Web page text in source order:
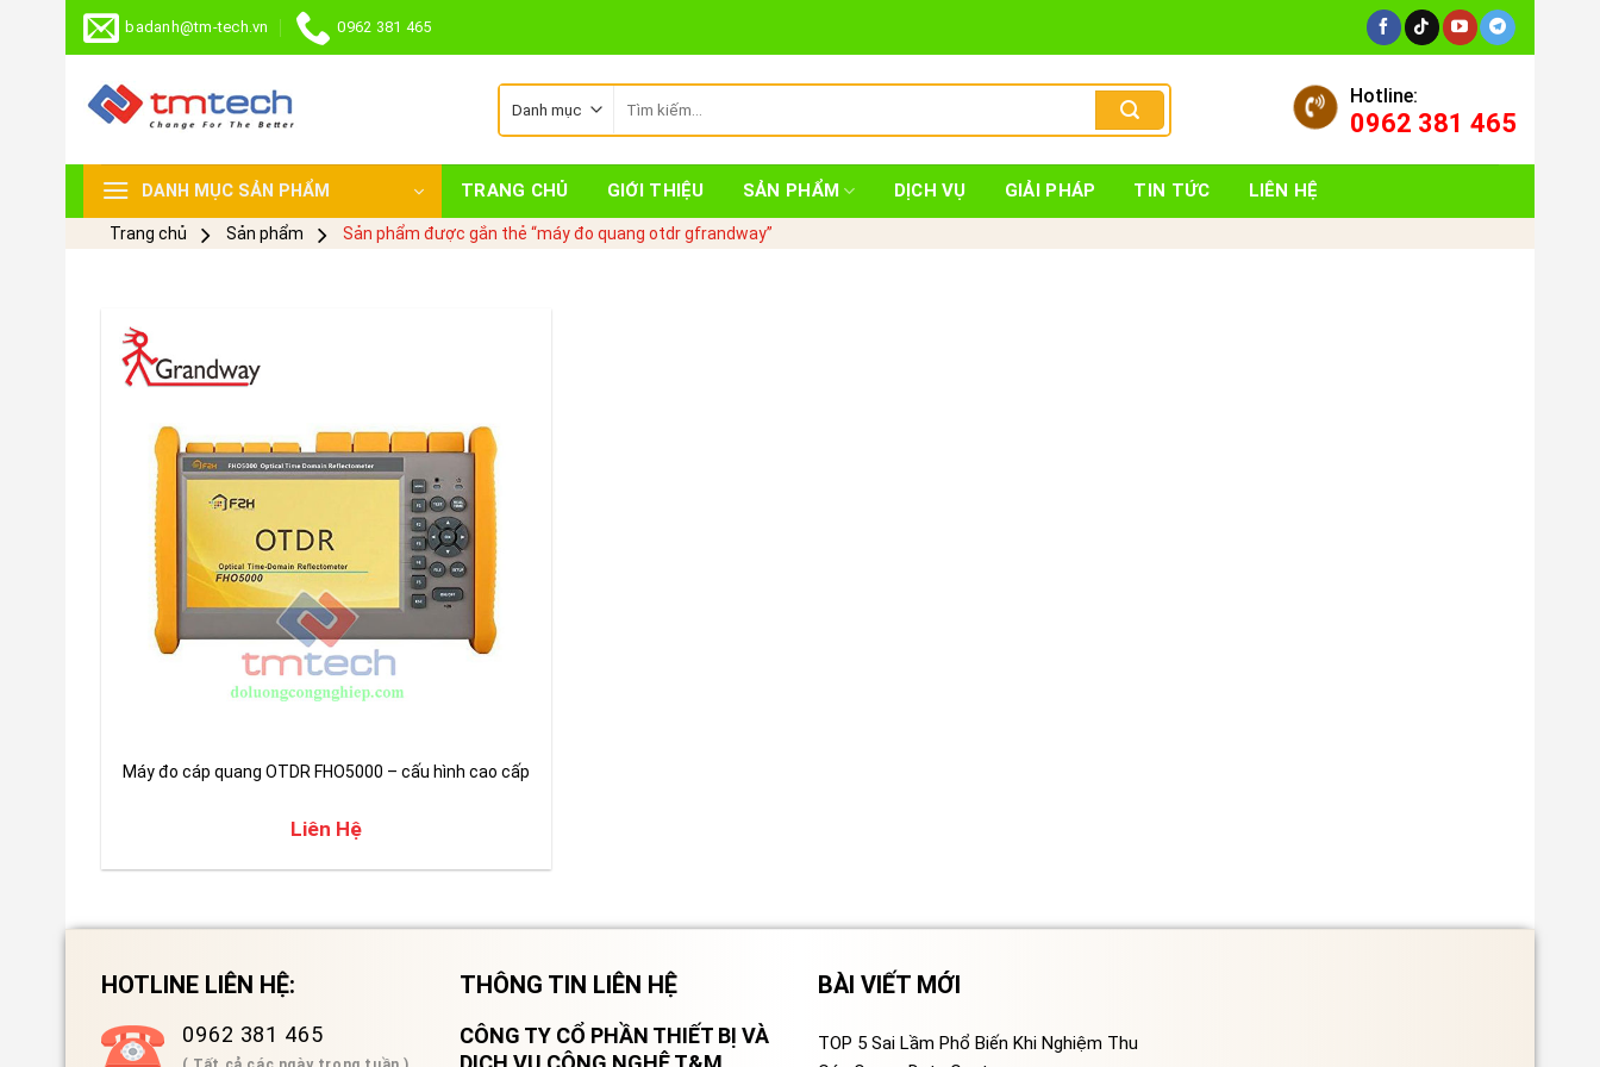
Skip
badanh@tm-tech.vn 0962 381 465
kiếm:
Hotline:
0962 381 465
DANH MỤC SẢN PHẨM TRANG CHỦ GIỚI THIỆU SẢN PHẨM DỊCH VỤ GIẢI PHÁP TIN TỨC LIÊN HỆ
Trang chủ Sản phẩm Sản phẩm được gắn thẻ “máy đo quang otdr gfrandway”
Máy đo cáp quang OTDR FHO5000 – cấu hình cao cấp
Liên Hệ
HOTLINE LIÊN HỆ:
0962 381 465
THÔNG TIN LIÊN HỆ
CÔNG TY CỔ PHẦN THIẾT BỊ VÀ
BÀI VIẾT MỚI
TOP 5 Sai Lầm Phổ Biến Khi Nghiệm Thu